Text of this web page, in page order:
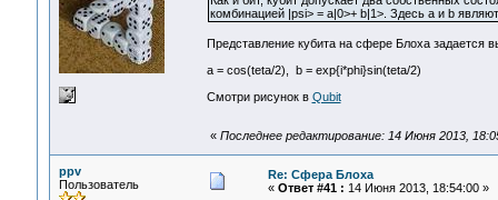
комбинацией |psi> = a|0>+ b|1>. Здесь a и b
Представление кубита на сфере Блоха задается
a = cos(teta/2), b = exp{i*phi}sin(teta/2)
Смотри рисунок в Qubit
« Последнее редактирование: 14 Июня 2013,
ppv
Пользователь
Re: Сфера Блоха
« Ответ #41 : 14 Июня 2013, 18:54:00 »